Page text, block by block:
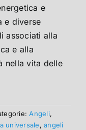
e
e diverse
associati alla
e alla
nella vita delle
Angeli,
universale,angeli